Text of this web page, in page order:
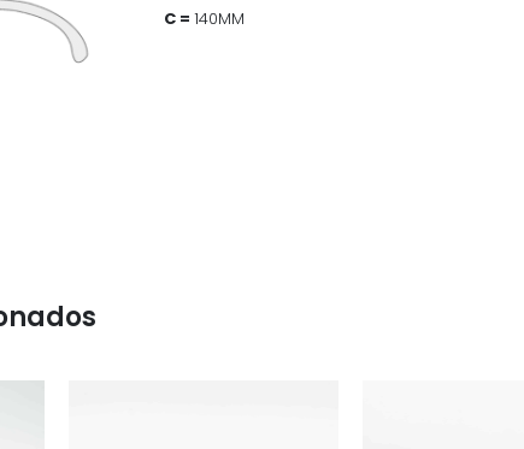
C = 140MM